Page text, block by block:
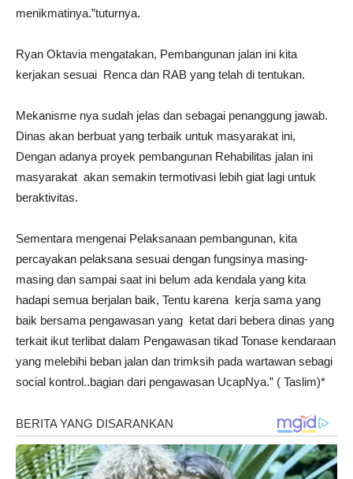
menikmatinya.”tuturnya.
Ryan Oktavia mengatakan, Pembangunan jalan ini kita
kerjakan sesuai Renca dan RAB yang telah di tentukan.
Mekanisme nya sudah jelas dan sebagai penanggung jawab.
Dinas akan berbuat yang terbaik untuk masyarakat ini,
Dengan adanya proyek pembangunan Rehabilitas jalan ini
masyarakat akan semakin termotivasi lebih giat lagi untuk
beraktivitas.
Sementara mengenai Pelaksanaan pembangunan, kita
percayakan pelaksana sesuai dengan fungsinya masing-
masing dan sampai saat ini belum ada kendala yang kita
hadapi semua berjalan baik, Tentu karena kerja sama yang
baik bersama pengawasan yang ketat dari bebera dinas yang
terkait ikut terlibat dalam Pengawasan tikad Tonase kendaraan
yang melebihi beban jalan dan trimksih pada wartawan sebagi
social kontrol..bagian dari pengawasan UcapNya.” ( Taslim)*